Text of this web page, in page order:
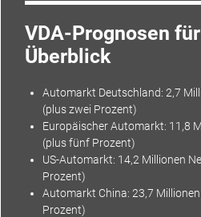
VDA-Prognosen
Überblick
Automarkt Deutschland: 2,7
(plus zwei Prozent)
Europäischer Automarkt: 11,8
(plus fünf Prozent)
US-Automarkt: 14,2 Millionen
Prozent)
Automarkt China: 23,7
Prozent)